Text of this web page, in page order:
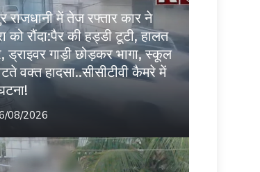
राजधानी में तेज रफ्तार कार ने
को रौंदा:पैर की हड्डी टूटी, हालत
ड्राइवर गाड़ी छोड़कर भागा, स्कूल
वक्त हादसा..सीसीटीवी कैमरे में
08/2026